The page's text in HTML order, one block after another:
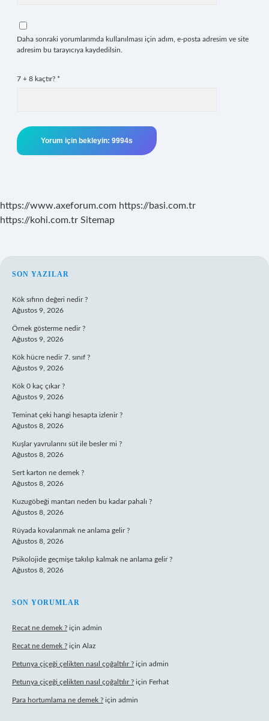
Daha sonraki yorumlarımda kullanılması için adım, e-posta adresim ve site
adresim bu tarayıcıya kaydedilsin.
7 + 8 kaçtır? *
https://www.axeforum.com https://basi.com.tr
https://kohi.com.tr Sitemap
SIDEBAR
SON YAZILAR
Kök sıfırın değeri nedir ?
Ağustos 9, 2026
Örnek gösterme nedir ?
Ağustos 9, 2026
Kök hücre nedir 7. sınıf ?
Ağustos 9, 2026
Kök 0 kaç çıkar ?
Ağustos 9, 2026
Teminat çeki hangi hesapta izlenir ?
Ağustos 8, 2026
Kuşlar yavrularını süt ile besler mi ?
Ağustos 8, 2026
Sert karton ne demek ?
Ağustos 8, 2026
Kuzugöbeği mantarı neden bu kadar pahalı ?
Ağustos 8, 2026
Rüyada kovalanmak ne anlama gelir ?
Ağustos 8, 2026
Psikolojide geçmişe takılıp kalmak ne anlama gelir ?
Ağustos 8, 2026
SON YORUMLAR
Recat ne demek ? için admin
Recat ne demek ? için Alaz
Petunya çiçeği çelikten nasıl çoğaltılır ? için admin
Petunya çiçeği çelikten nasıl çoğaltılır ? için Ferhat
Para hortumlama ne demek ? için admin